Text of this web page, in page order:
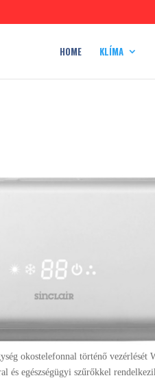
HOME KLÍMA
okostelefonnal történő
és egészségügyi szűrőkkel